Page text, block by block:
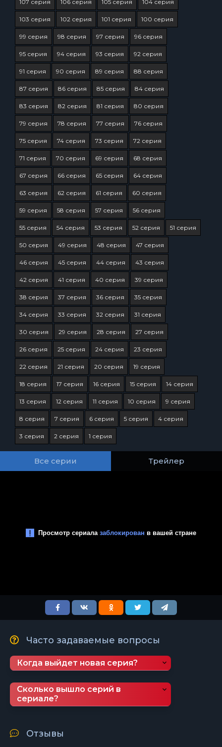
107 серия 106 серия 105 серия 104 серия
103 серия 102 серия 101 серия 100 серия
99 серия 98 серия 97 серия 96 серия
95 серия 94 серия 93 серия 92 серия
91 серия 90 серия 89 серия 88 серия
87 серия 86 серия 85 серия 84 серия
83 серия 82 серия 81 серия 80 серия
79 серия 78 серия 77 серия 76 серия
75 серия 74 серия 73 серия 72 серия
71 серия 70 серия 69 серия 68 серия
67 серия 66 серия 65 серия 64 серия
63 серия 62 серия 61 серия 60 серия
59 серия 58 серия 57 серия 56 серия
55 серия 54 серия 53 серия 52 серия 51 серия
50 серия 49 серия 48 серия 47 серия
46 серия 45 серия 44 серия 43 серия
42 серия 41 серия 40 серия 39 серия
38 серия 37 серия 36 серия 35 серия
34 серия 33 серия 32 серия 31 серия
30 серия 29 серия 28 серия 27 серия
26 серия 25 серия 24 серия 23 серия
22 серия 21 серия 20 серия 19 серия
18 серия 17 серия 16 серия 15 серия 14 серия
13 серия 12 серия 11 серия 10 серия 9 серия
8 серия 7 серия 6 серия 5 серия 4 серия
3 серия 2 серия 1 серия
Все серии Трейлер
Часто задаваемые вопросы
Когда выйдет новая серия?
Сколько вышло серий в
сериале?
Отзывы